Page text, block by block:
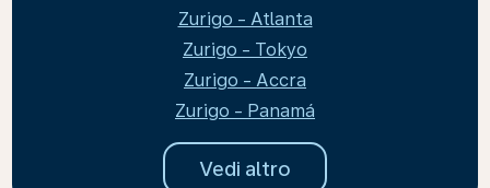
Zurigo - Atlanta
Zurigo - Tokyo
Zurigo - Accra
Zurigo - Panamá
Vedi altro